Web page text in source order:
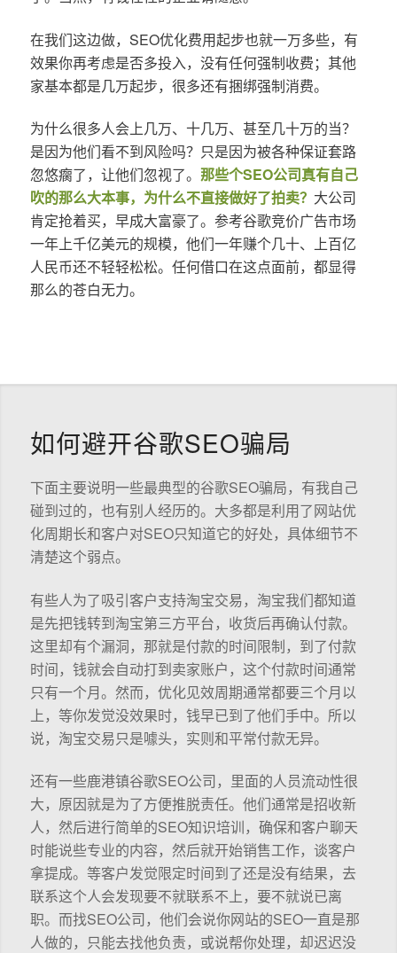
在我们这边做，SEO优化费用起步也就一万多些，有
效果你再考虑是否多投入，没有任何强制收费；其他
家基本都是几万起步，很多还有捆绑强制消费。
为什么很多人会上几万、十几万、甚至几十万的当？
是因为他们看不到风险吗？只是因为被各种保证套路
忽悠瘸了，让他们忽视了。 那些个SEO公司真有自己
吹的那么大本事，为什么不直接做好了拍卖？ 大公司
肯定抢着买，早成大富豪了。参考谷歌竞价广告市场
一年上千亿美元的规模，他们一年赚个几十、上百亿
人民币还不轻轻松松。任何借口在这点面前，都显得
那么的苍白无力。
如何避开谷歌SEO骗局
下面主要说明一些最典型的谷歌SEO骗局，有我自己
碰到过的，也有别人经历的。大多都是利用了网站优
化周期长和客户对SEO只知道它的好处，具体细节不
清楚这个弱点。
有些人为了吸引客户支持淘宝交易，淘宝我们都知道
是先把钱转到淘宝第三方平台，收货后再确认付款。
这里却有个漏洞，那就是付款的时间限制，到了付款
时间，钱就会自动打到卖家账户，这个付款时间通常
只有一个月。然而，优化见效周期通常都要三个月以
上，等你发觉没效果时，钱早已到了他们手中。所以
说，淘宝交易只是噱头，实则和平常付款无异。
还有一些鹿港镇谷歌SEO公司，里面的人员流动性很
大，原因就是为了方便推脱责任。他们通常是招收新
人，然后进行简单的SEO知识培训，确保和客户聊天
时能说些专业的内容，然后就开始销售工作，谈客户
拿提成。等客户发觉限定时间到了还是没有结果，去
联系这个人会发现要不就联系不上，要不就说已离
职。而找SEO公司，他们会说你网站的SEO一直是那
人做的，只能去找他负责，或说帮你处理，却迟迟没